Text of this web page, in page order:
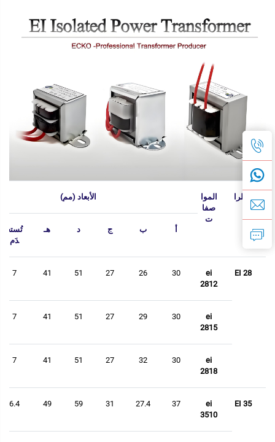
الطرا
ز
الموا
صفا
ت
الأبعاد (مم)
أ ب ج د هـ
تُستخ
دَم
EI 28
ei
2812
30
26
27
51
41
7
ei
2815
30
29
27
51
41
7
ei
2818
30
32
27
51
41
7
EI 35
ei
3510
37
27.4
31
59
49
6.4